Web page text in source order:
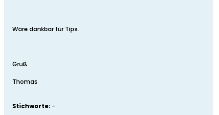
Wäre dankbar für Tips.
Gruß
Thomas
Stichworte: -